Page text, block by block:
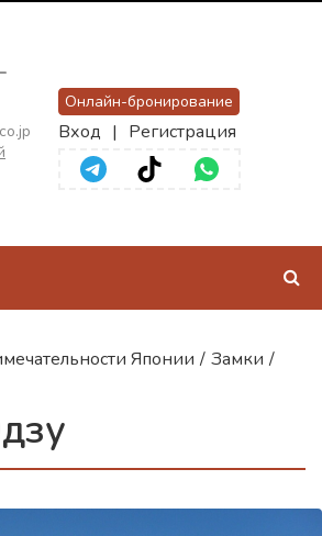
Онлайн-бронирование
Вход | Регистрация
Японии / Замки /